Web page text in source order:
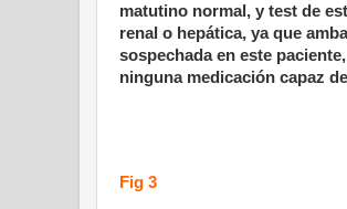
matutino normal, y test de
renal o hepática, ya que
sospechada en este
ninguna medicación capaz
Fig 3